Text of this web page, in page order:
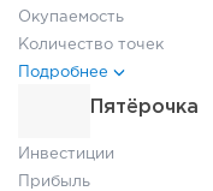
Окупаемость
Количество точек
Подробнее
Пятёрочка
Инвестиции
Прибыль